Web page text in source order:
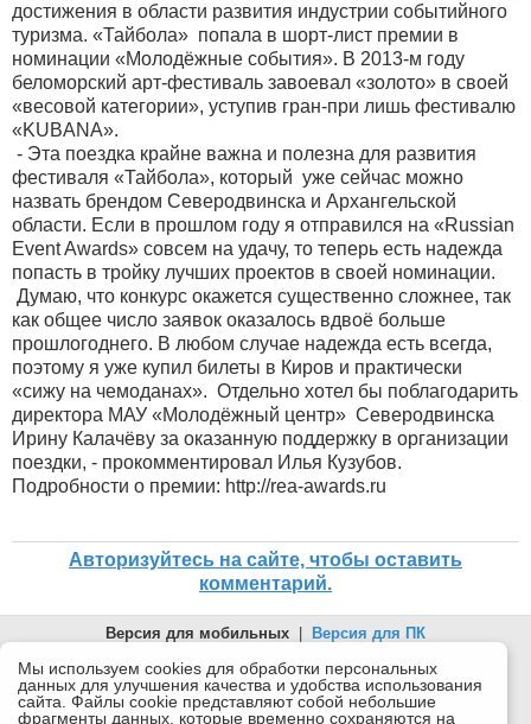
достижения в области развития индустрии событийного
туризма. «Тайбола» попала в шорт-лист премии в
номинации «Молодёжные события». В 2013-м году
беломорский арт-фестиваль завоевал «золото» в своей
«весовой категории», уступив гран-при лишь фестивалю
«KUBANA».
- Эта поездка крайне важна и полезна для развития
фестиваля «Тайбола», который уже сейчас можно
назвать брендом Северодвинска и Архангельской
области. Если в прошлом году я отправился на «Russian
Event Awards» совсем на удачу, то теперь есть надежда
попасть в тройку лучших проектов в своей номинации.
Думаю, что конкурс окажется существенно сложнее, так
как общее число заявок оказалось вдвоё больше
прошлогоднего. В любом случае надежда есть всегда,
поэтому я уже купил билеты в Киров и практически
«сижу на чемоданах». Отдельно хотел бы поблагодарить
директора МАУ «Молодёжный центр» Северодвинска
Ирину Калачёву за оказанную поддержку в организации
поездки, - прокомментировал Илья Кузубов.
Подробности о премии: http://rea-awards.ru
Авторизуйтесь на сайте, чтобы оставить
комментарий.
Версия для мобильных
Версия для ПК
© 2026 Беломорканал Северодвинск tv29.ru
Joomla!is Free Software released under the GNU General Public
License.
Мы используем cookies для обработки персональных
данных для улучшения качества и удобства использования
сайта. Файлы cookie представляют собой небольшие
фрагменты данных, которые временно сохраняются на